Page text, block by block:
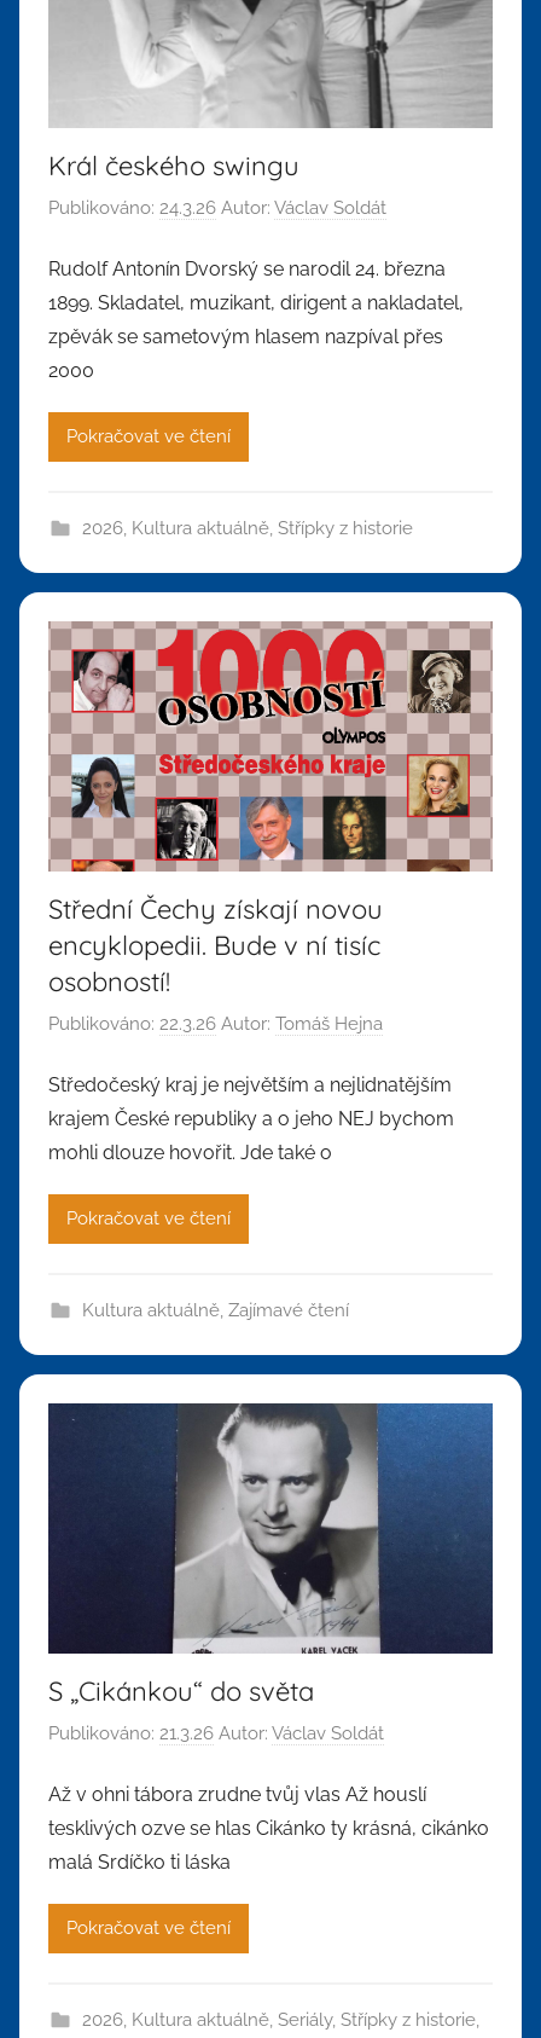
Král českého swingu
Publikováno: 24.3.26 Autor: Václav Soldát
Rudolf Antonín Dvorský se narodil 24. března
1899. Skladatel, muzikant, dirigent a nakladatel,
zpěvák se sametovým hlasem nazpíval přes
2000
Pokračovat ve čtení
2026, Kultura aktuálně, Střípky z historie
Střední Čechy získají novou
encyklopedii. Bude v ní tisíc
osobností!
Publikováno: 22.3.26 Autor: Tomáš Hejna
Středočeský kraj je největším a nejlidnatějším
krajem České republiky a o jeho NEJ bychom
mohli dlouze hovořit. Jde také o
Pokračovat ve čtení
Kultura aktuálně, Zajímavé čtení
S „Cikánkou“ do světa
Publikováno: 21.3.26 Autor: Václav Soldát
Až v ohni tábora zrudne tvůj vlas Až houslí
tesklivých ozve se hlas Cikánko ty krásná, cikánko
malá Srdíčko ti láska
Pokračovat ve čtení
2026, Kultura aktuálně, Seriály, Střípky z historie,